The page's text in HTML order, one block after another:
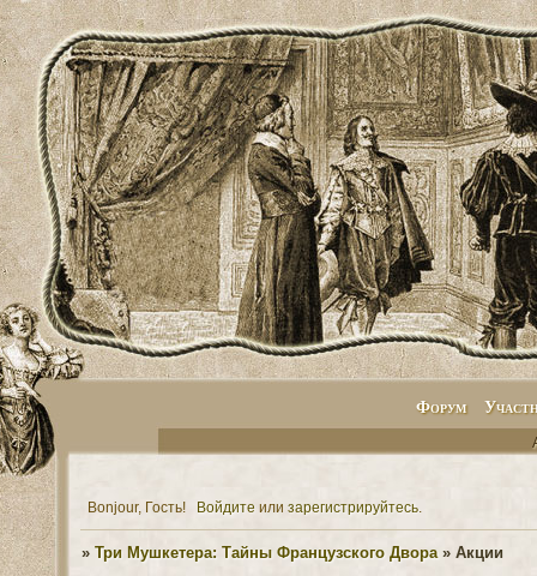
Форум
Bonjour, Гость! Войдите или зарегистрируйтесь
»Три Мушкетера: Тайны Французского Двора »Акции